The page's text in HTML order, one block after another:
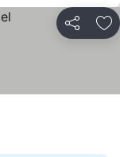
Compartir